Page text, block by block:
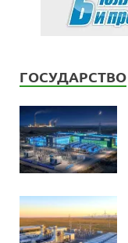
ГОСУДАРСТВО